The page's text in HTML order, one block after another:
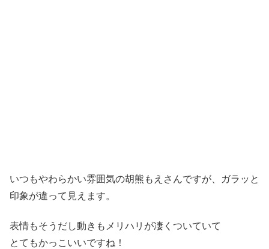
いつもやわらかい雰囲気の胡熊もえさんですが、ガラッと
印象が違って見えます。
表情もそうだし動きもメリハリが凄くついていて
とてもかっこいいですね！